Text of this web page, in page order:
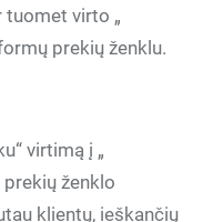
virto „
prekių ženklu.
virtimą į „
prekių ženklo
klientų, ieškančių